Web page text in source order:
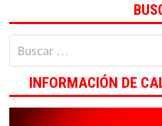
Buscar:
INFORMACIÓN DE